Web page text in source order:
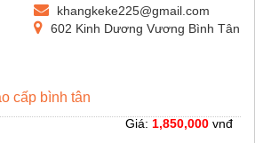
khangkeke225@gmail.com
602 Kinh Dương Vương Bình Tân
cấp bình tân
Giá: 1,850,000 vnđ